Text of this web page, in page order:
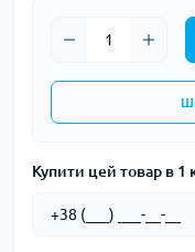
Купити цей товар в 1